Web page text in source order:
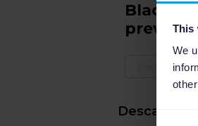
This
We
Black
Black Friday
Descargar